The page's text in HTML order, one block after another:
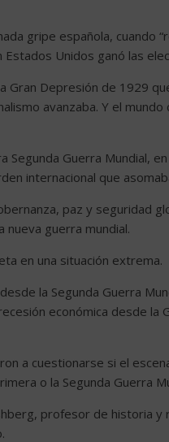
gripe española, cuando
Unidos ganó las
Gran Depresión de 1929
avanzaba. Y el
Guerra Mundial,
internacional que
paz y seguridad
nueva guerra mundial.
en una situación extrema.
la Segunda Guerra
económica desde la
a cuestionarse si el
o la Segunda Guerra
profesor de historia y